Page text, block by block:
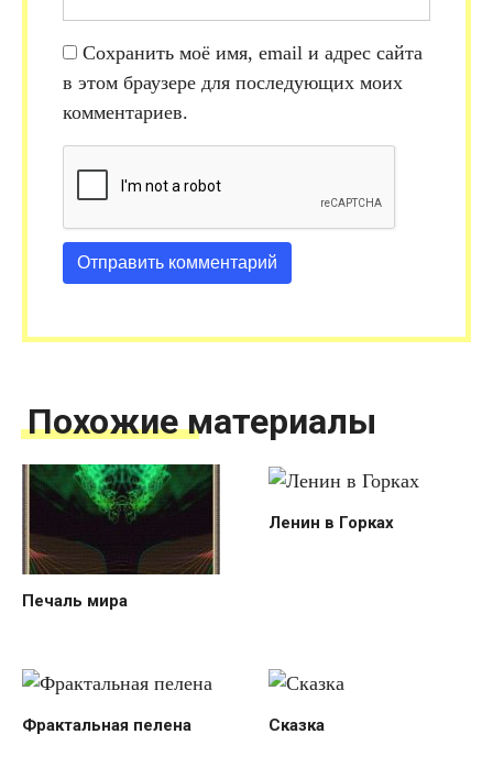
Сохранить моё имя, email и адрес сайта
в этом браузере для последующих моих
комментариев.
Похожие материалы
Печаль мира
Ленин в Горках
Фрактальная пелена Сказка